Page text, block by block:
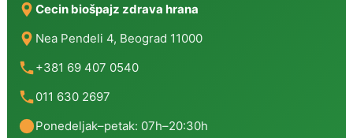
Cecin biošpajz zdrava hrana
Nea Pendeli 4, Beograd 11000
+381 69 407 0540
011 630 2697
Ponedeljak–petak: 07h–20:30h